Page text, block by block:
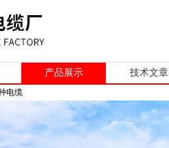
产品展示 技术文章
电缆